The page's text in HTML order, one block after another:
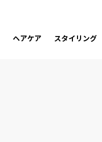
ヘアケア スタイリング